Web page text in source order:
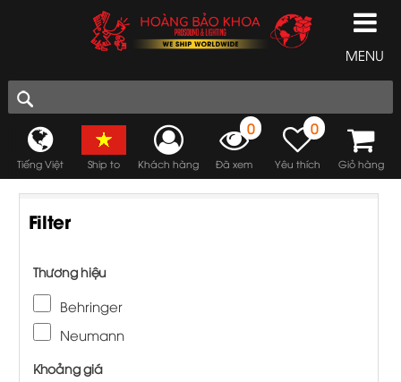
MENU
Tiếng Việt Ship to Khách hàng
0
Đã xem
0
Yêu thích Giỏ hàng
Filter
Thương hiệu
Behringer
Neumann
Khoảng giá